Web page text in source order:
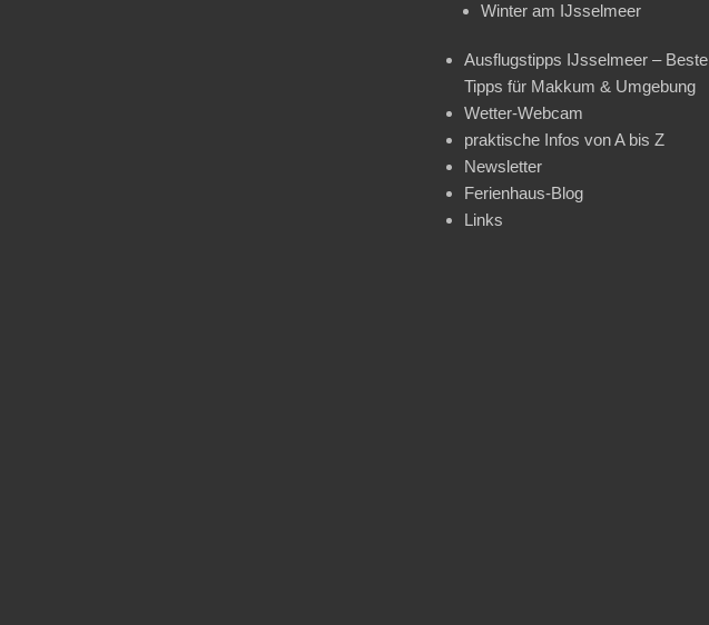
Winter am IJsselmeer
Ausflugstipps IJsselmeer – Beste
Tipps für Makkum & Umgebung
Wetter-Webcam
praktische Infos von A bis Z
Newsletter
Ferienhaus-Blog
Links